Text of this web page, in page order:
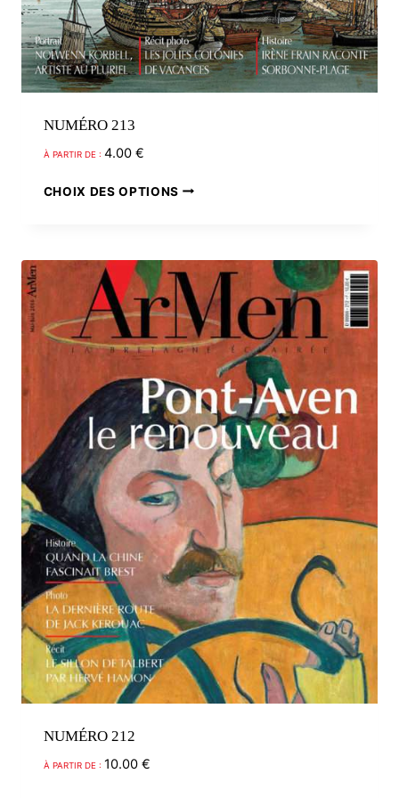
NUMÉRO 213
À PARTIR DE : 4.00 €
CHOIX DES OPTIONS
plusieurs
variations.
Les
options
peuvent
être
choisies
sur
la
page
du
produit
NUMÉRO 212
À PARTIR DE : 10.00 €